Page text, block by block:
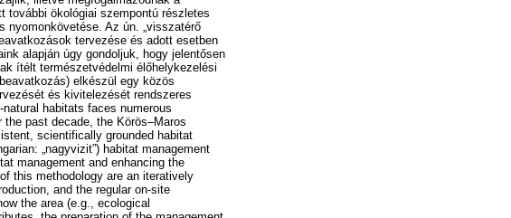
további ökológiai szempontú részletes
nyomonkövetése. Az ún. „visszatérő
tervezése és adott esetben
alapján úgy gondoljuk, hogy jelentősen
ítélt természetvédelmi élőhelykezelési
elkészül egy közös
és kivitelezését rendszeres
habitats faces numerous
past decade, the Körös–Maros
scientifically grounded habitat
„nagyvizit”) habitat management
management and enhancing the
this methodology are an iteratively
and the regular on-site
the area (e.g., ecological